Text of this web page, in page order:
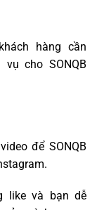
hàng cần
cho SONQB
để SONQB
like và bạn dễ